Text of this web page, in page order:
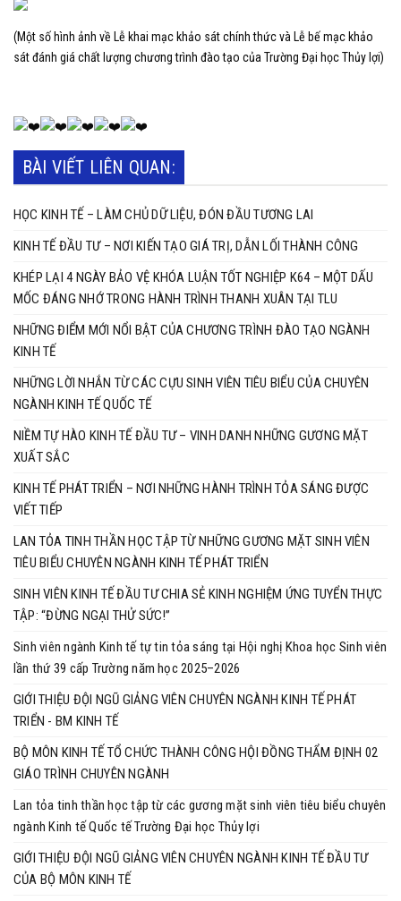
(Một số hình ảnh về Lễ khai mạc khảo sát chính thức và Lễ bế mạc khảo
sát đánh giá chất lượng chương trình đào tạo của Trường Đại học Thủy lợi)
BÀI VIẾT LIÊN QUAN:
HỌC KINH TẾ – LÀM CHỦ DỮ LIỆU, ĐÓN ĐẦU TƯƠNG LAI
KINH TẾ ĐẦU TƯ – NƠI KIẾN TẠO GIÁ TRỊ, DẪN LỐI THÀNH CÔNG
KHÉP LẠI 4 NGÀY BẢO VỆ KHÓA LUẬN TỐT NGHIỆP K64 – MỘT DẤU
MỐC ĐÁNG NHỚ TRONG HÀNH TRÌNH THANH XUÂN TẠI TLU
NHỮNG ĐIỂM MỚI NỔI BẬT CỦA CHƯƠNG TRÌNH ĐÀO TẠO NGÀNH
KINH TẾ
NHỮNG LỜI NHẮN TỪ CÁC CỰU SINH VIÊN TIÊU BIỂU CỦA CHUYÊN
NGÀNH KINH TẾ QUỐC TẾ
NIỀM TỰ HÀO KINH TẾ ĐẦU TƯ – VINH DANH NHỮNG GƯƠNG MẶT
XUẤT SẮC
KINH TẾ PHÁT TRIỂN – NƠI NHỮNG HÀNH TRÌNH TỎA SÁNG ĐƯỢC
VIẾT TIẾP
LAN TỎA TINH THẦN HỌC TẬP TỪ NHỮNG GƯƠNG MẶT SINH VIÊN
TIÊU BIỂU CHUYÊN NGÀNH KINH TẾ PHÁT TRIỂN
SINH VIÊN KINH TẾ ĐẦU TƯ CHIA SẺ KINH NGHIỆM ỨNG TUYỂN THỰC
TẬP: “ĐỪNG NGẠI THỬ SỨC!”
Sinh viên ngành Kinh tế tự tin tỏa sáng tại Hội nghị Khoa học Sinh viên
lần thứ 39 cấp Trường năm học 2025–2026
GIỚI THIỆU ĐỘI NGŨ GIẢNG VIÊN CHUYÊN NGÀNH KINH TẾ PHÁT
TRIỂN - BM KINH TẾ
BỘ MÔN KINH TẾ TỔ CHỨC THÀNH CÔNG HỘI ĐỒNG THẨM ĐỊNH 02
GIÁO TRÌNH CHUYÊN NGÀNH
Lan tỏa tinh thần học tập từ các gương mặt sinh viên tiêu biểu chuyên
ngành Kinh tế Quốc tế Trường Đại học Thủy lợi
GIỚI THIỆU ĐỘI NGŨ GIẢNG VIÊN CHUYÊN NGÀNH KINH TẾ ĐẦU TƯ
CỦA BỘ MÔN KINH TẾ